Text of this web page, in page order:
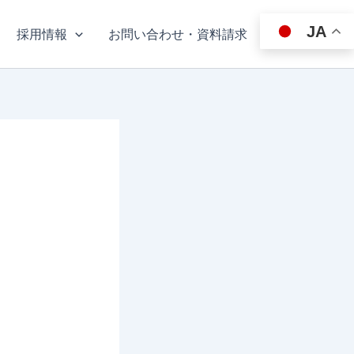
採用情報 お問い合わせ・資料請求 JA